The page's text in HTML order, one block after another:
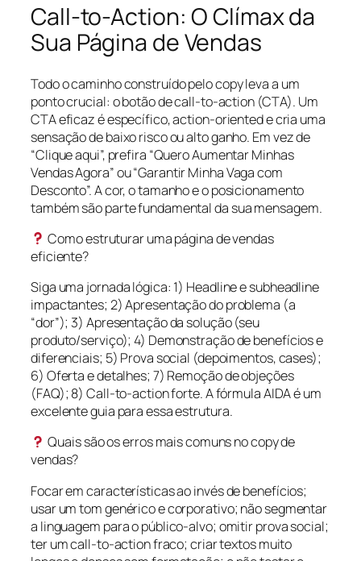
Call-to-Action: O Clímax da
Sua Página de Vendas
Todo o caminho construído pelo copy leva a um
ponto crucial: o botão de call-to-action (CTA). Um
CTA eficaz é específico, action-oriented e cria uma
sensação de baixo risco ou alto ganho. Em vez de
“Clique aqui”, prefira “Quero Aumentar Minhas
Vendas Agora” ou “Garantir Minha Vaga com
Desconto”. A cor, o tamanho e o posicionamento
também são parte fundamental da sua mensagem.
Como estruturar uma página de vendas
eficiente?
Siga uma jornada lógica: 1) Headline e subheadline
impactantes; 2) Apresentação do problema (a
“dor”); 3) Apresentação da solução (seu
produto/serviço); 4) Demonstração de benefícios e
diferenciais; 5) Prova social (depoimentos, cases);
6) Oferta e detalhes; 7) Remoção de objeções
(FAQ); 8) Call-to-action forte. A fórmula AIDA é um
excelente guia para essa estrutura.
Quais são os erros mais comuns no copy de
vendas?
Focar em características ao invés de benefícios;
usar um tom genérico e corporativo; não segmentar
a linguagem para o público-alvo; omitir prova social;
ter um call-to-action fraco; criar textos muito